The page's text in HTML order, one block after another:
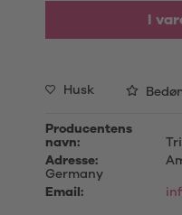
I
Husk
Producentens
navn:
Adresse:
Germany
Email: